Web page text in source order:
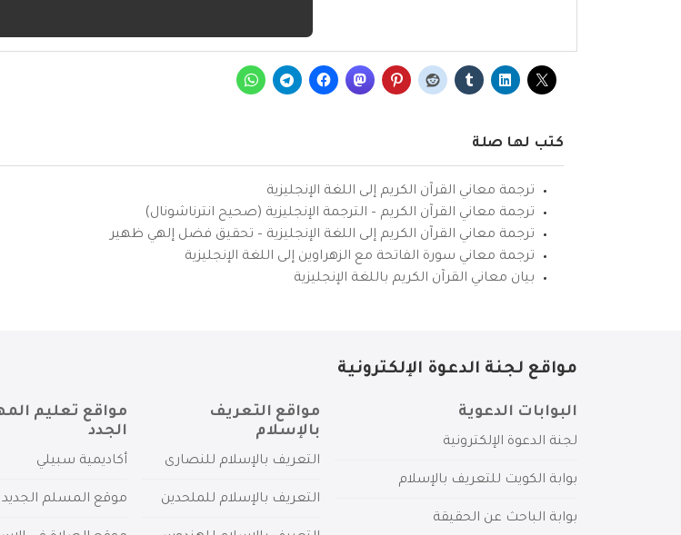
كتب لها صلة
ترجمة معاني القرآن الكريم إلى اللغة الإنجليزية
ترجمة معاني القرآن الكريم – الترجمة الإنجليزية (صحيح انترناشونال)
ترجمة معاني القرآن الكريم إلى اللغة الإنجليزية – تحقيق فضل إلهي ظهير
ترجمة معاني سورة الفاتحة مع الزهراوين إلى اللغة الإنجليزية
بيان معاني القرآن الكريم باللغة الإنجليزية
مواقع لجنة الدعوة الإلكترونية
البوابات الدعوية
لجنة الدعوة الإلكترونية
بوابة الكويت للتعريف بالإسلام
بوابة الباحث عن الحقيقة
مواقع التعريف
بالإسلام
التعريف بالإسلام للنصارى
التعريف بالإسلام للملحدين
مواقع تعليم
الجدد
أكاديمية سبيلي
موقع المسلم الجديد